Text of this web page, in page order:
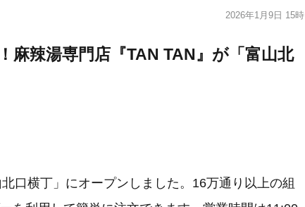
2026年1月9日 15時
麻辣湯専門店『TAN TAN』が「富山北
口横丁」にオープンしました。16万通り以上の組